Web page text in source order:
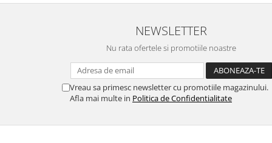
NEWSLETTER
Nu rata ofertele si promotiile noastre
Vreau sa primesc newsletter cu promotiile magazinului.
Afla mai multe in Politica de Confidentialitate